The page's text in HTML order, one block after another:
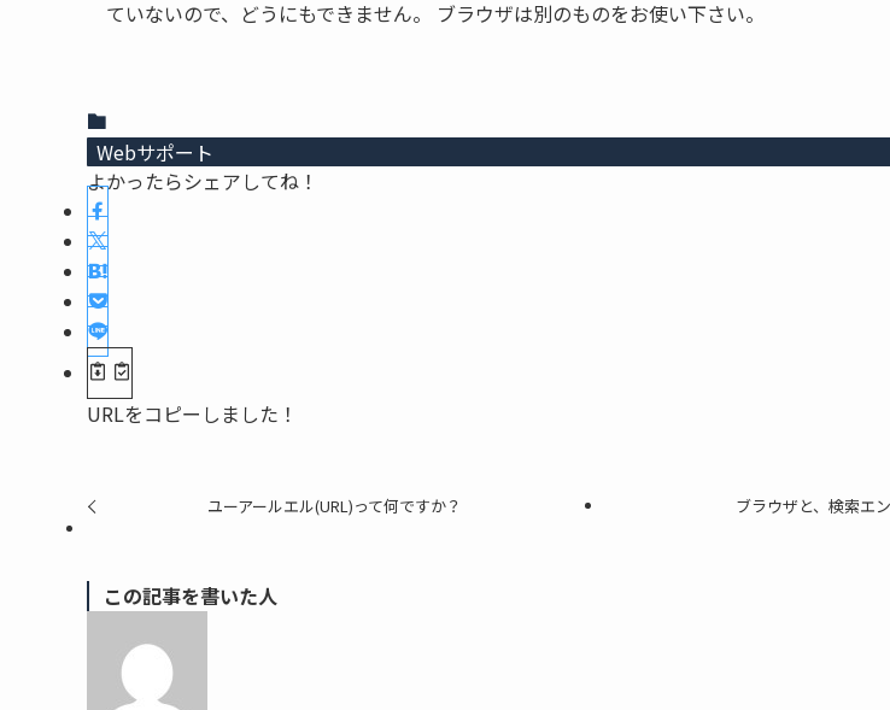
ていないので、どうにもできません。 ブラウザは別のものをお使い下さい。
Webサポート
よかったらシェアしてね！
URLをコピーしました！
ユーアールエル(URL)って何ですか？ ブラウザと、検索エ
この記事を書いた人